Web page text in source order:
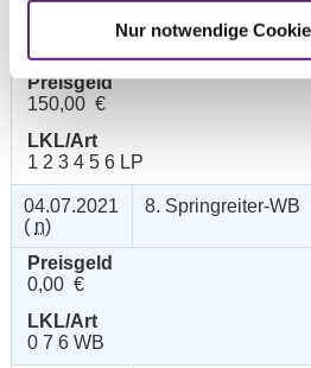
Nur notwendige
03.07.2021
7.
Preisgeld
150,00 €
LKL/Art
1 2 3 4 5 6 LP
04.07.2021
( n)
8. Springreiter-WB
Preisgeld
0,00 €
LKL/Art
0 7 6 WB